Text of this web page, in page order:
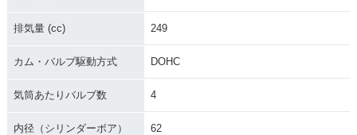
排気量 (cc) 249
カム・バルブ駆動方式 DOHC
気筒あたりバルブ数 4
内径（シリンダーボア）
62